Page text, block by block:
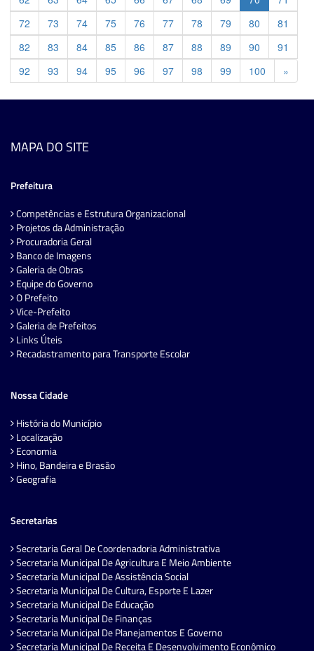
72
73 74 75 76 77 78 79 80
81
82
83 84 85 86 87 88 89 90
91
92
93 94 95 96 97 98 99 100 »
MAPA DO SITE
Prefeitura
Competências e Estrutura Organizacional
Projetos da Administração
Procuradoria Geral
Banco de Imagens
Galeria de Obras
Equipe do Governo
O Prefeito
Vice-Prefeito
Galeria de Prefeitos
Links Úteis
Recadastramento para Transporte Escolar
Nossa Cidade
História do Município
Localização
Economia
Hino, Bandeira e Brasão
Geografia
Secretarias
Secretaria Geral De Coordenadoria Administrativa
Secretaria Municipal De Agricultura E Meio Ambiente
Secretaria Municipal De Assistência Social
Secretaria Municipal De Cultura, Esporte E Lazer
Secretaria Municipal De Educação
Secretaria Municipal De Finanças
Secretaria Municipal De Planejamentos E Governo
Secretaria Municipal De Receita E Desenvolvimento Econômico